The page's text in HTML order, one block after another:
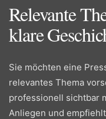
Relevante
klare
Sie möchten eine
relevantes Thema
professionell sichtbar
Anliegen und